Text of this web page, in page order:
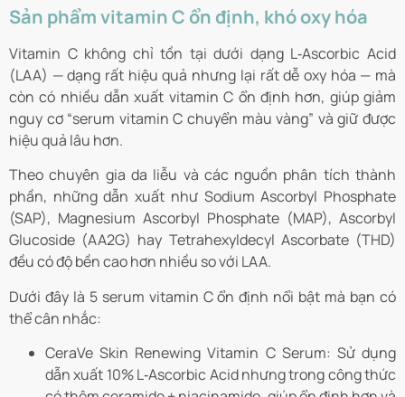
Sản phẩm vitamin C ổn định, khó oxy hóa
Vitamin C không chỉ tồn tại dưới dạng L‑Ascorbic Acid
(LAA) — dạng rất hiệu quả nhưng lại rất dễ oxy hóa — mà
còn có nhiều dẫn xuất vitamin C ổn định hơn, giúp giảm
nguy cơ “serum vitamin C chuyển màu vàng” và giữ được
hiệu quả lâu hơn.
Theo chuyên gia da liễu và các nguồn phân tích thành
phần, những dẫn xuất như Sodium Ascorbyl Phosphate
(SAP), Magnesium Ascorbyl Phosphate (MAP), Ascorbyl
Glucoside (AA2G) hay Tetrahexyldecyl Ascorbate (THD)
đều có độ bền cao hơn nhiều so với LAA.
Dưới đây là 5 serum vitamin C ổn định nổi bật mà bạn có
thể cân nhắc:
CeraVe Skin Renewing Vitamin C Serum: Sử dụng
dẫn xuất 10% L‑Ascorbic Acid nhưng trong công thức